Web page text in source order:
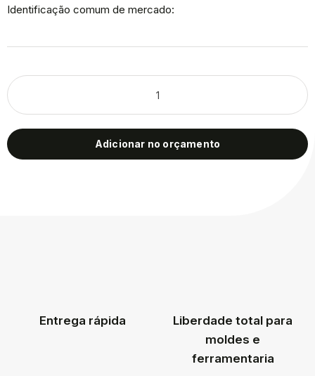
Identificação comum de mercado:
Adicionar no orçamento
Entrega rápida
Liberdade total para
moldes e
ferramentaria